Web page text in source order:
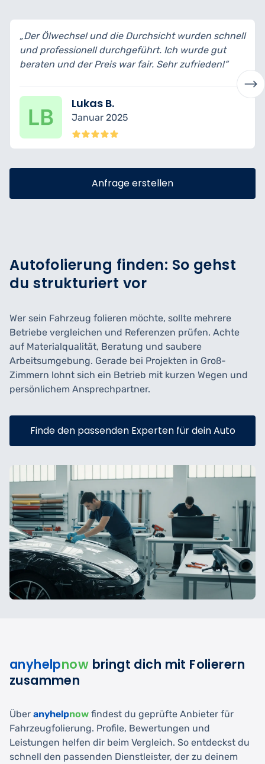
„Der Ölwechsel und die Durchsicht wurden schnell
und professionell durchgeführt. Ich wurde gut
beraten und der Preis war fair. Sehr zufrieden!“
Lukas B.
Januar 2025
Anfrage erstellen
Autofolierung finden: So gehst
du strukturiert vor
Wer sein Fahrzeug folieren möchte, sollte mehrere
Betriebe vergleichen und Referenzen prüfen. Achte
auf Materialqualität, Beratung und saubere
Arbeitsumgebung. Gerade bei Projekten in Groß-
Zimmern lohnt sich ein Betrieb mit kurzen Wegen und
persönlichem Ansprechpartner.
Finde den passenden Experten für dein Auto
anyhelpnow bringt dich mit Folierern
zusammen
Über anyhelpnow findest du geprüfte Anbieter für
Fahrzeugfolierung. Profile, Bewertungen und
Leistungen helfen dir beim Vergleich. So entdeckst du
schnell den passenden Dienstleister, der zu deinem